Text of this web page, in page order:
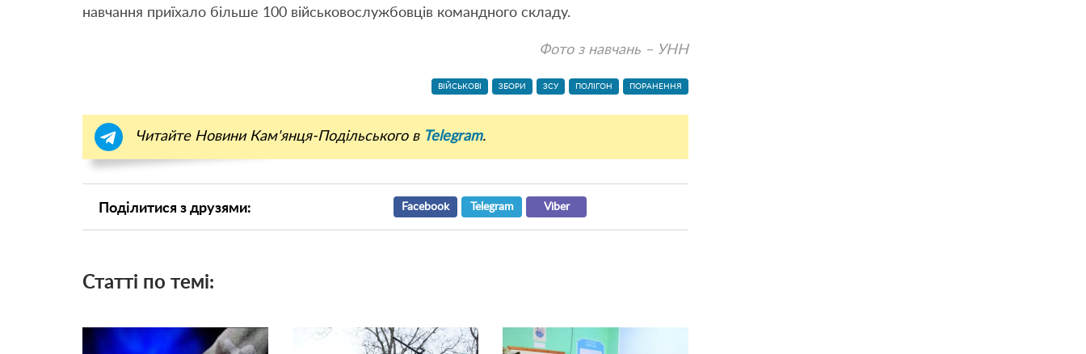
навчання приїхало більше 100 військовослужбовців командного складу.
Фото з навчань – УНН
ВІЙСЬКОВІ ЗБОРИ ЗСУ ПОЛІГОН ПОРАНЕННЯ
Читайте Новини Кам'янця-Подільського в Telegram.
Поділитися з друзями: Facebook Telegram Viber
Статті по темі: